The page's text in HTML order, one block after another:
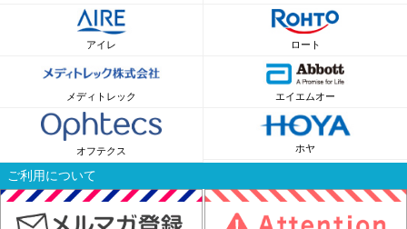
アイレ ロート
メディトレック エイエムオー
オフテクス ホヤ
ご利用について